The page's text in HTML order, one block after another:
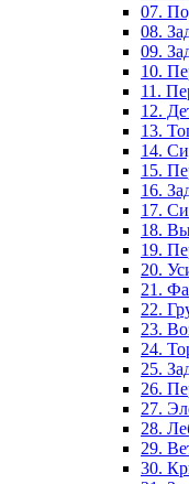
07.
08.
09.
10.
11.
12.
13.
14.
15.
16.
17.
18.
19.
20.
21.
22.
23.
24.
25.
26.
27.
28.
29.
30.